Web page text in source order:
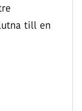
till en